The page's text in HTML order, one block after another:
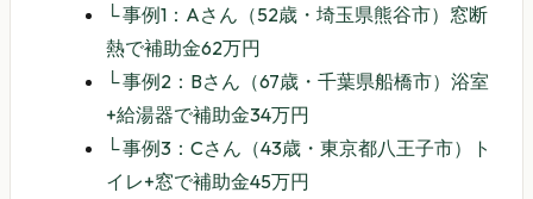
└事例1：Aさん（52歳・埼玉県熊谷市）窓断
熱で補助金62万円
└事例2：Bさん（67歳・千葉県船橋市）浴室
+給湯器で補助金34万円
└事例3：Cさん（43歳・東京都八王子市）ト
イレ+窓で補助金45万円